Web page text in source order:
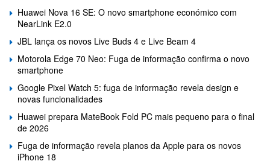
Huawei Nova 16 SE: O novo smartphone económico com
NearLink E2.0
JBL lança os novos Live Buds 4 e Live Beam 4
Motorola Edge 70 Neo: Fuga de informação confirma o novo
smartphone
Google Pixel Watch 5: fuga de informação revela design e
novas funcionalidades
Huawei prepara MateBook Fold PC mais pequeno para o final
de 2026
Fuga de informação revela planos da Apple para os novos
iPhone 18